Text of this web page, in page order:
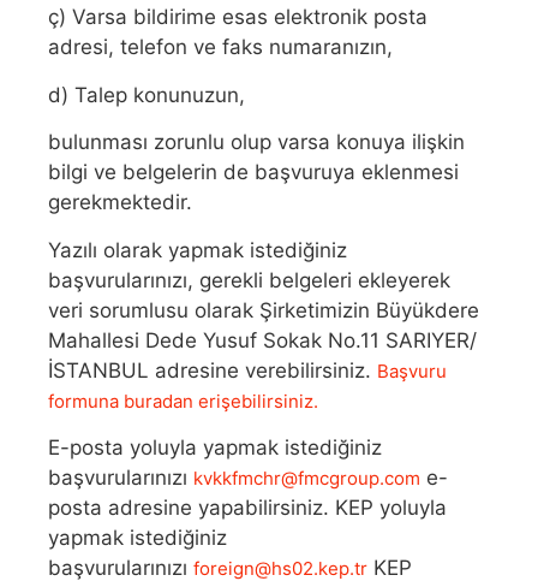
ç) Varsa bildirime esas elektronik posta
adresi, telefon ve faks numaranızın,
d) Talep konunuzun,
bulunması zorunlu olup varsa konuya ilişkin
bilgi ve belgelerin de başvuruya eklenmesi
gerekmektedir.
Yazılı olarak yapmak istediğiniz
başvurularınızı, gerekli belgeleri ekleyerek
veri sorumlusu olarak Şirketimizin Büyükdere
Mahallesi Dede Yusuf Sokak No.11 SARIYER/
İSTANBUL adresine verebilirsiniz. Başvuru
formuna buradan erişebilirsiniz.
E-posta yoluyla yapmak istediğiniz
başvurularınızı kvkkfmchr@fmcgroup.com e-
posta adresine yapabilirsiniz. KEP yoluyla
yapmak istediğiniz
başvurularınızı foreign@hs02.kep.tr KEP